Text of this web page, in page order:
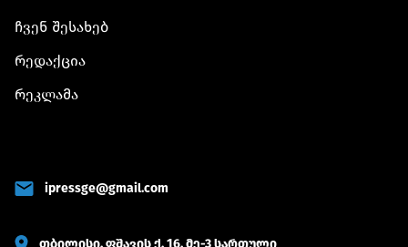
ჩვენ შესახებ
რედაქცია
რეკლამა
ipressge@gmail.com
თბილისი, ფშავის ქ. 16, მე-3 სართული